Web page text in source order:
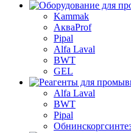
Kammak
АкваProf
Pipal
Alfa Laval
BWT
GEL
Alfa Laval
BWT
Pipal